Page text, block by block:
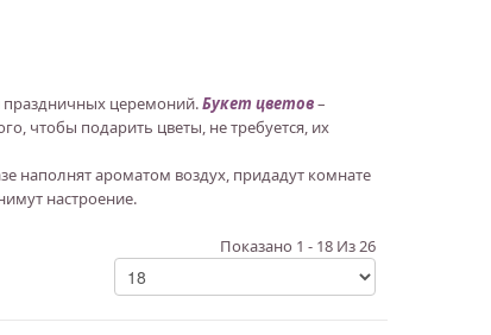
праздничных церемоний.Букет цветов–
чтобы подарить цветы, не требуется, их
наполнят ароматом воздух, придадут комнате
настроение.
Показано 1 - 18 Из 26